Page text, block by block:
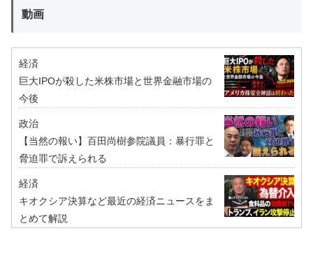
動画
経済
巨大IPOが殺した米株市場と世界金融市場の
今後
政治
【当然の報い】百田尚樹参院議員：暴行罪と
脅迫罪で訴えられる
経済
キオクシア決算など最近の経済ニュースをま
とめて解説